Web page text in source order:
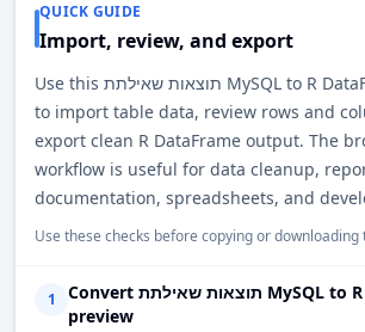
QUICK GUIDE
Import, review, and export
Use this תוצאות שאילתת MySQL to R DataFrame converter
to import table data, review rows and
export clean R DataFrame output. The
workflow is useful for data cleanup,
documentation, spreadsheets, and
Use these checks before copying or downloading
1
Convert תוצאות שאילתת MySQL to R DataFrame with
preview